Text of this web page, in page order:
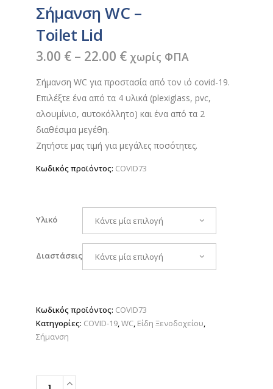
Σήμανση WC –
Toilet Lid
3.00 € – 22.00 €Price
3.00 €
through
22.00 €
χωρίς ΦΠΑ
Σήμανση WC για προστασία από τον ιό covid-19.
Επιλέξτε ένα από τα 4 υλικά (plexiglass, pvc,
αλουμίνιο, αυτοκόλλητο) και ένα από τα 2
διαθέσιμα μεγέθη.
Ζητήστε μας τιμή για μεγάλες ποσότητες.
Κωδικός προϊόντος: COVID73
Υλικό Κάντε μία επιλογή
Διαστάσεις Κάντε μία επιλογή
Κωδικός προϊόντος: COVID73
Κατηγορίες: COVID-19,WC, Είδη Ξενοδοχείου,
Σήμανση
Σήμανση